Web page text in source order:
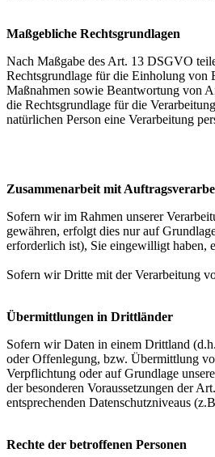
Maßgebliche Rechtsgrundlagen
Nach Maßgabe des Art. 13 DSGVO
Rechtsgrundlage für die Einholung
Maßnahmen sowie Beantwortung von
die Rechtsgrundlage für die
natürlichen Person eine Verarbeitung
Zusammenarbeit mit
Sofern wir im Rahmen unserer
gewähren, erfolgt dies nur auf
erforderlich ist), Sie eingewilligt haben,
Sofern wir Dritte mit der Verarbeitung
Übermittlungen in Drittländer
Sofern wir Daten in einem Drittland
oder Offenlegung, bzw. Übermittlung
Verpflichtung oder auf Grundlage
der besonderen Voraussetzungen der
entsprechenden Datenschutzniveaus
Rechte der betroffenen Personen